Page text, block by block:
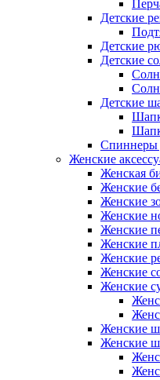
Детские
Детские
Детские
Детские
Спиннеры
Женские
Женская
Женские
Женские
Женские
Женские
Женские
Женские
Женские
Женские
Женские
Женские